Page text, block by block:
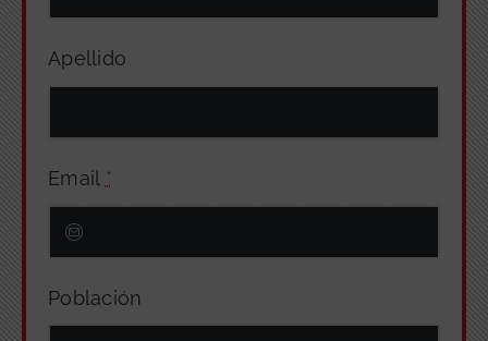
Apellido
Email *
Población